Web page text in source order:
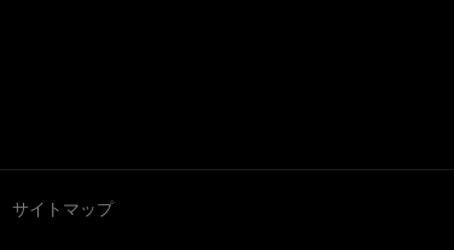
サイトマップ